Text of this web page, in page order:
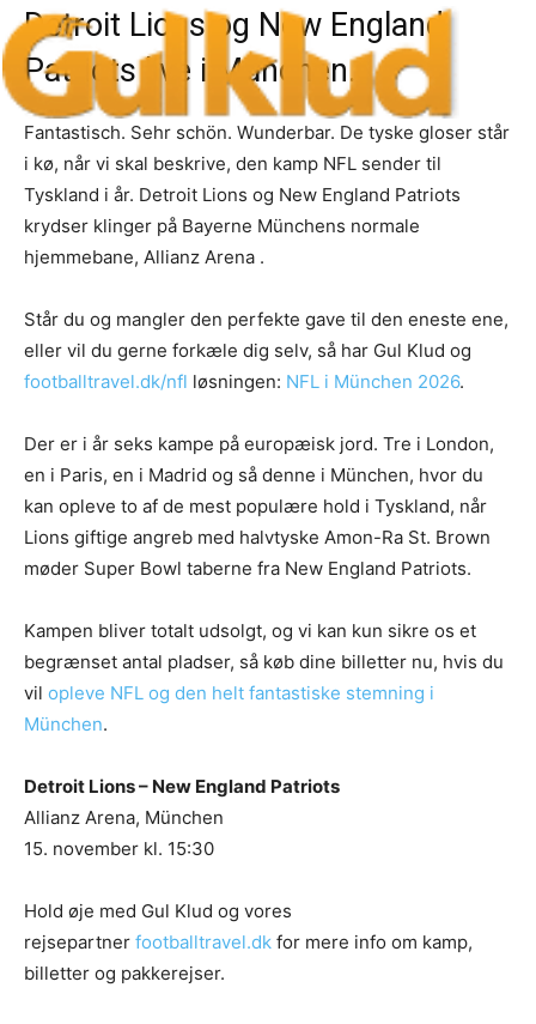
Detroit Lions og New England
Patriots live i München.
Fantastisch. Sehr schön. Wunderbar. De tyske gloser står
i kø, når vi skal beskrive, den kamp NFL sender til
Tyskland i år. Detroit Lions og New England Patriots
krydser klinger på Bayerne Münchens normale
hjemmebane, Allianz Arena .
Står du og mangler den perfekte gave til den eneste ene,
eller vil du gerne forkæle dig selv, så har Gul Klud og
footballtravel.dk/nfl løsningen: NFL i München 2026.
Der er i år seks kampe på europæisk jord. Tre i London,
en i Paris, en i Madrid og så denne i München, hvor du
kan opleve to af de mest populære hold i Tyskland, når
Lions giftige angreb med halvtyske Amon-Ra St. Brown
møder Super Bowl taberne fra New England Patriots.
Kampen bliver totalt udsolgt, og vi kan kun sikre os et
begrænset antal pladser, så køb dine billetter nu, hvis du
vil opleve NFL og den helt fantastiske stemning i
München.
Detroit Lions – New England Patriots
Allianz Arena, München
15. november kl. 15:30
Hold øje med Gul Klud og vores
rejsepartner footballtravel.dk for mere info om kamp,
billetter og pakkerejser.